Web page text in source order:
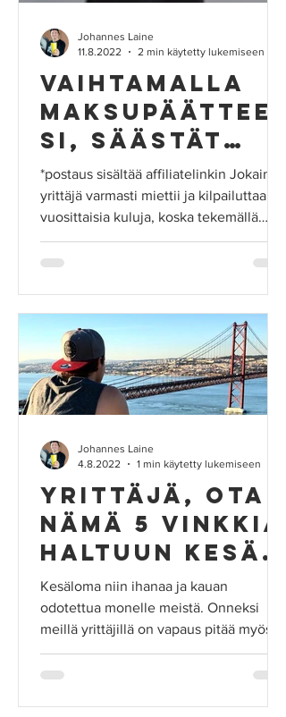
Vaihtamalla
maksupäättee
si, säästät
jopa 3000 €
vuodessa
*postaus sisältää affiliatelinkin Jokainen
yrittäjä varmasti miettii ja kilpailuttaa
vuosittaisia kuluja, koska tekemällä
fiksuja...
Johannes Laine
11.8.2022
2 min käytetty lukemiseen
Yrittäjä, ota
nämä 5 vinkkiä
haltuun kesän
jälkeen!
Kesäloma niin ihanaa ja kauan
odotettua monelle meistä. Onneksi
meillä yrittäjillä on vapaus pitää myös
muulloin lomaa kuin kesäisin,...
Johannes Laine
4.8.2022
1 min käytetty lukemiseen